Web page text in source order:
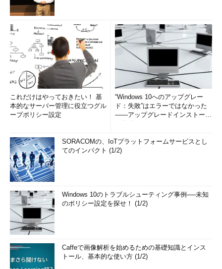
これだけはやっておきたい！ 基
本的なサーバー管理に役立つグル
ープポリシー設定
“Windows 10へのアップグレー
ド：失敗”はエラーではなかった
――アップグレードインストール
SORACOMの、IoTプラットフォームサービスとし
てのインパクト (1/2)
Windows 10のトラブルシューティング事例──未知
のポリシー設定を探せ！ (1/2)
Caffeで画像解析を始めるための基礎知識とインス
トール、基本的な使い方 (1/2)